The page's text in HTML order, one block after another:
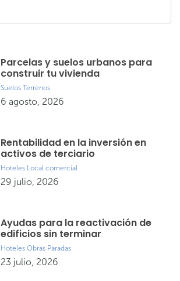
Parcelas y suelos urbanos para
construir tu vivienda
Suelos Terrenos
6 agosto, 2026
Rentabilidad en la inversión en
activos de terciario
Hoteles Local comercial
29 julio, 2026
Ayudas para la reactivación de
edificios sin terminar
Hoteles Obras Paradas
23 julio, 2026